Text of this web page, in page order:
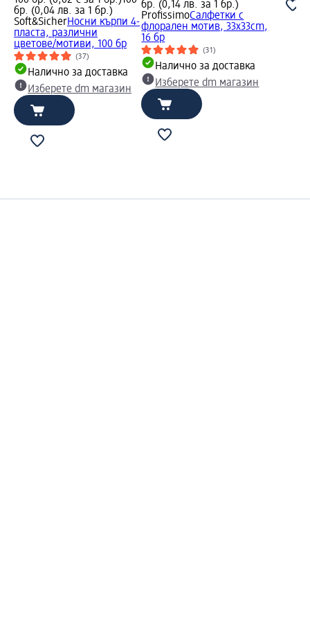
бр. (0,04 лв. за 1 бр.)
Soft&SicherНосни кърпи 4-
пласта, различни
цветове/мотиви, 100 бр
(37)
Налично за доставка
Изберете dm магазин
бр. (0,14 лв. за 1 бр.)
ProfissimoСалфетки с
флорален мотив, 33x33cm,
16 бр
(31)
Налично за доставка
Изберете dm магазин